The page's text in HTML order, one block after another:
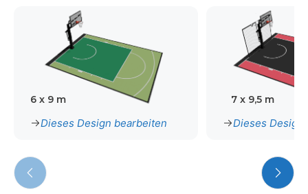
6 x 9 m
Dieses Design bearbeiten
7 x 9,5 m
Dieses Design